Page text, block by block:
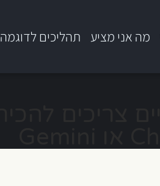
מה אני מציע תהליכים לדוגמה